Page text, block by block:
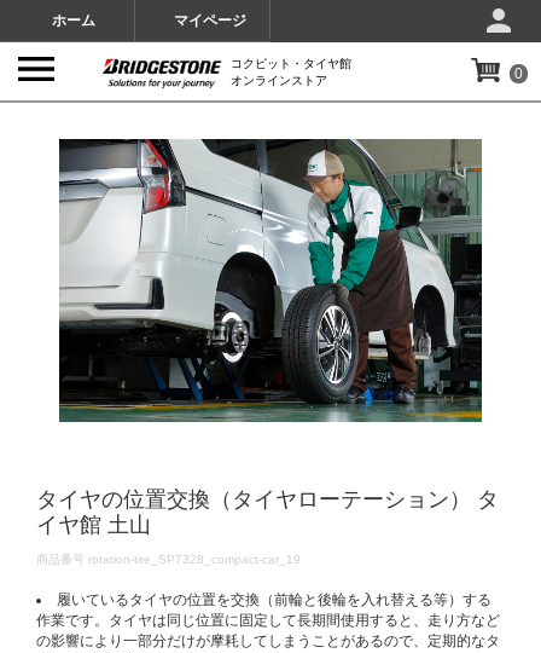
ホーム マイページ
コクピット・タイヤ館
オンラインストア
0
タイヤの位置交換（タイヤローテーション） タ
イヤ館 土山
DETAILS
商品番号 rotation-tire_SP7328_compact-car_19
履いているタイヤの位置を交換（前輪と後輪を入れ替える等）する
作業です。タイヤは同じ位置に固定して長期間使用すると、走り方など
の影響により一部分だけが摩耗してしまうことがあるので、定期的なタ